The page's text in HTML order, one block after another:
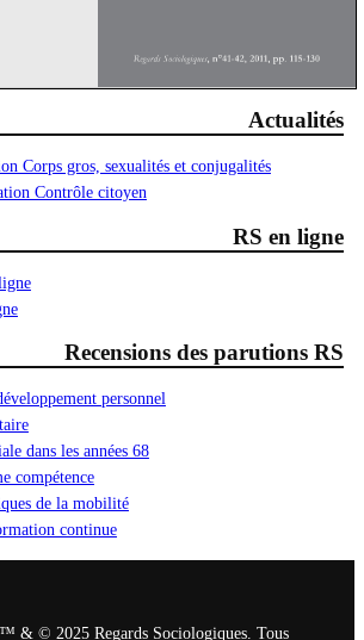
Actualités
Corps gros, sexualités et conjugalités
Contrôle citoyen
RS en ligne
Recensions des parutions RS
personnel
dans les années 68
compétence
de la mobilité
continue
& © 2025 Regards Sociologiques. Tous